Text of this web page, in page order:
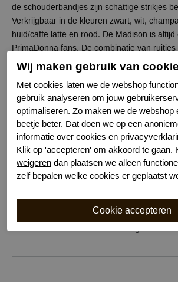
de schouderbandjes zijn schattige strikjes
Verkrijgbaar in de kleuren zwart, wit,
huid/caffe latte en rood. De Madison is
PrimaDonna fans. De combinatie van
serie een jonge en elegante uitstraling.
Specificaties
Merk
Prima Donna
Serie naam
Madison
Leveranciercode
0262121
Bestelcode
631301510
Zwart
Sluiting
Haaksluiting
handwas
Wij maken gebruik van
Met cookies laten we de webshop
gebruik analyseren om jouw
optimaliseren. Zo maken we de webshop
beetje beter. Dat doen we op een
informatie over cookies en
Klik op 'accepteren' om akkoord te gaan.
weigeren dan plaatsen we alleen
zelf bepalen welke cookies er geplaatst